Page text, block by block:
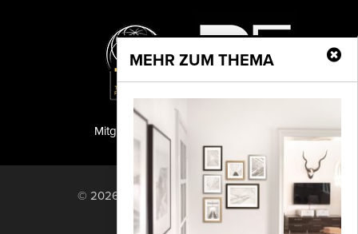
MEHR ZUM THEMA
PF Publishing GmbH
Mitglied der TIPA
© 2026 PF Publishing GmbH. All rights
reserved.